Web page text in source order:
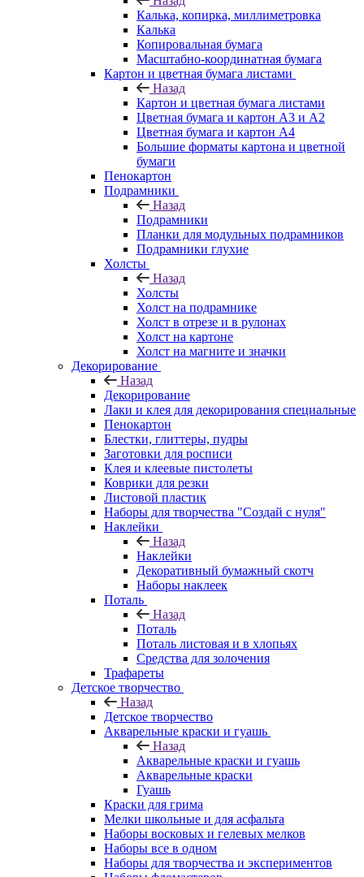
Калька, копирка, миллиметровка
Калька
Копировальная бумага
Масштабно-координатная бумага
Картон и цветная бумага листами
Назад
Картон и цветная бумага листами
Цветная бумага и картон А3 и А2
Цветная бумага и картон А4
Большие форматы картона и цветной
бумаги
Пенокартон
Подрамники
Назад
Подрамники
Планки для модульных подрамников
Подрамники глухие
Холсты
Назад
Холсты
Холст на подрамнике
Холст в отрезе и в рулонах
Холст на картоне
Холст на магните и значки
Декорирование
Назад
Декорирование
Лаки и клея для декорирования специальные
Пенокартон
Блестки, глиттеры, пудры
Заготовки для росписи
Клея и клеевые пистолеты
Коврики для резки
Листовой пластик
Наборы для творчества "Создай с нуля"
Наклейки
Назад
Наклейки
Декоративный бумажный скотч
Наборы наклеек
Поталь
Назад
Поталь
Поталь листовая и в хлопьях
Средства для золочения
Трафареты
Детское творчество
Назад
Детское творчество
Акварельные краски и гуашь
Назад
Акварельные краски и гуашь
Акварельные краски
Гуашь
Краски для грима
Мелки школьные и для асфальта
Наборы восковых и гелевых мелков
Наборы все в одном
Наборы для творчества и экспериментов